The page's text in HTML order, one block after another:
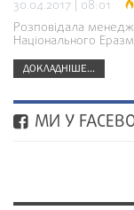
30.04.2017 | 08:01
Розповідала
Національного
ДОКЛАДНІШЕ...
МИ У